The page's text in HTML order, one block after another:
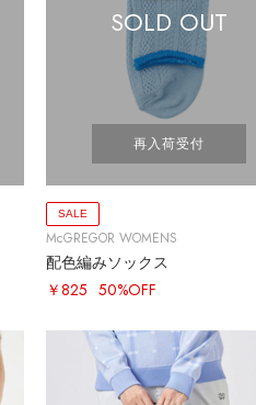
SOLD OUT
再入荷受付
SALE
McGREGOR WOMENS
配色編みソックス
￥825 50%OFF